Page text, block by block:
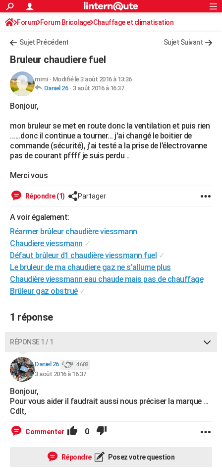
ACTUALITÉS
Politique
Société
Faits Divers
Education
Monde
Villes
+
FINANCE
Retraite
Impôts
Epargne
Immobilier
Risques naturels par ville
Banque
Assurance
Crédit
AUTO
Essais
Réserver un essai
Citadines
Berlines
SUV
Forum auto
+HIGH-TECH
Mobiles
Meilleur smartphone
Internet
Ordinateurs
Jeux vidéo
Guide high-tech
+BRICOLAGE
Forum
Aménagement intérieur
Extérieur
Cuisine
Salle de bains
Jardinage
Rangement
WEEK-END
Guides de France
Escapades
Patrimoine
Expositions
Musées
Week-end nature
+LIFESTYLE
Art de vivre
Bien-être
Loisirs
Mode
Modes de vie
SANTE
VOYAGE
Destinations
City break
Voyage nature
Voyage de noces
Forum
Climat
PHOTO
GUIDES D'ACHAT
BONS PLANS
CARTE DE VOEUX
Carte de Noël
Carte Bonne année
Carte Saint-Valentin
Carte Pâques
Carte d'anniversaire
DICTIONNAIRE
S'inscrire
Se connecter
Lycées
Collèges
Primaires
Universités
Entreprises
Service militaire
Avis de recherche
AVIS DE DÉCÈS
FORUM
Bricolage
Lifestyle
Culture
Sport
Auto
Television
Voyage
Cinema
Rechercher
S'inscrire
Connexion
Forum Forum Bricolage Chauffage et climatisation
Sujet Précédent Sujet Suivant
Bruleur chaudiere fuel
mimi- Modifié le 3 août 2016 à 13:36
Daniel 26- 3 août 2016 à 16:37
Bonjour,
mon bruleur se met en route donc la ventilation et puis rien
......donc il continue a tourner... j'ai changé le boitier de
commande (sécurité), j'ai testé a la prise de l’électrovanne
pas de courant pffff je suis perdu ..
Merci vous
Répondre (1) Partager
A voir également:
Réarmer brûleur chaudière viessmann
Chaudiere viessmann ✓
Défaut brûleur d1 chaudière viessmann fuel ✓
Le bruleur de ma chaudiere gaz ne s'allume plus
Chaudière viessmann eau chaude mais pas de chauffage
Brûleur gaz obstrué ✓
1 réponse
RÉPONSE 1 / 1
Daniel 26 4 688
3 août 2016 à 16:37
Bonjour,
Pour vous aider il faudrait aussi nous préciser la marque ...
Cdlt,
Commenter 0
Répondre Posez votre question